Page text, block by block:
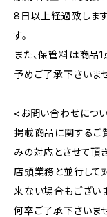
8日以上経過致しま
す。
また、保管料は商品
予めご了承下さいませ
<お問い合わせにつ
掲載商品に関するご
みの対応とさせて頂き
店頭業務と並行して
来ない場合もございま
何卒ご了承下さいませ